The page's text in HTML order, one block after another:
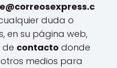
duda o
en su página web,
de contacto donde
medios para